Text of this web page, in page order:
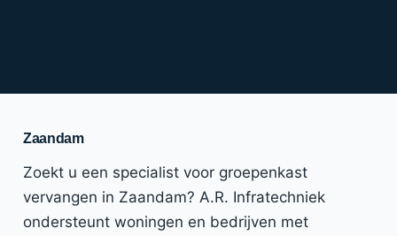
Zaandam
Zoekt u een specialist voor groepenkast
vervangen in Zaandam? A.R. Infratechniek
ondersteunt woningen en bedrijven met